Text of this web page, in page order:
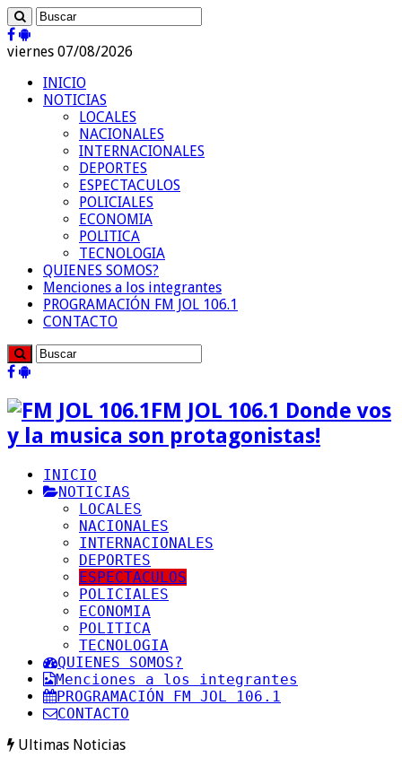
viernes 07/08/2026
INICIO
NOTICIAS
LOCALES
NACIONALES
INTERNACIONALES
DEPORTES
ESPECTACULOS
POLICIALES
ECONOMIA
POLITICA
TECNOLOGIA
QUIENES SOMOS?
Menciones a los integrantes
PROGRAMACIÓN FM JOL 106.1
CONTACTO
FM JOL 106.1 Donde vos
y la musica son protagonistas!
INICIO
NOTICIAS
LOCALES
NACIONALES
INTERNACIONALES
DEPORTES
ESPECTACULOS
POLICIALES
ECONOMIA
POLITICA
TECNOLOGIA
QUIENES SOMOS?
Menciones a los integrantes
PROGRAMACIÓN FM JOL 106.1
CONTACTO
Ultimas Noticias